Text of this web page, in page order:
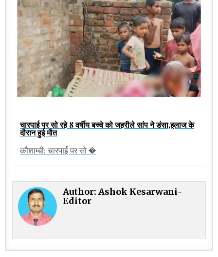
चारपाई पर सो रहे 8 वर्षीय बच्चे को जहरीले सांप ने डंसा,इलाज के
दौरान हुई मौत
कौशाम्बी: चारपाई पर सो �
Author:Ashok Kesarwani-
Editor